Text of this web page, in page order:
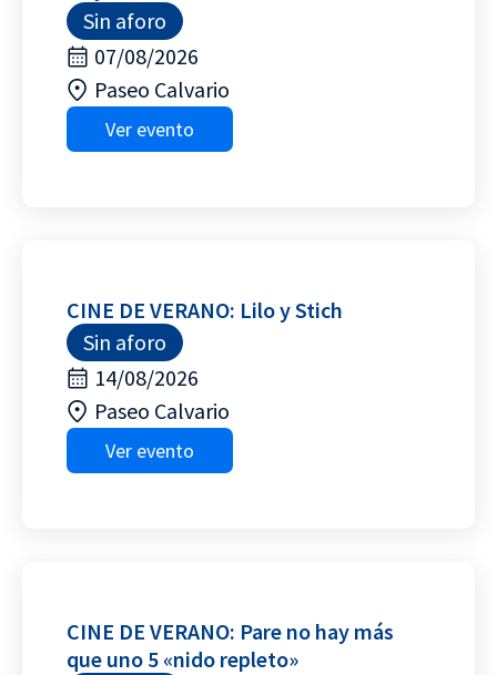
Sin aforo
07/08/2026
Paseo Calvario
Ver evento
CINE DE VERANO: Lilo y Stich
Sin aforo
14/08/2026
Paseo Calvario
Ver evento
CINE DE VERANO: Pare no hay más
que uno 5 «nido repleto»